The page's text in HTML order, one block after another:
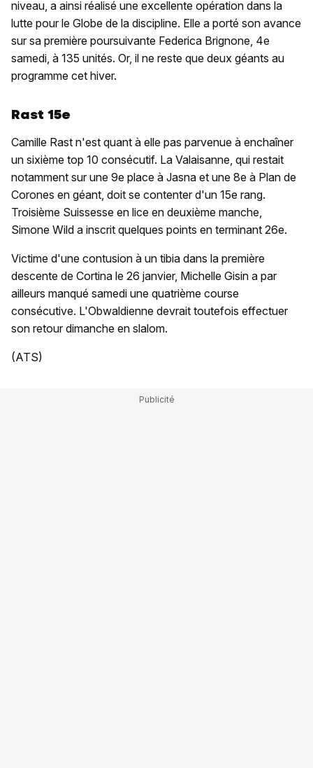
niveau, a ainsi réalisé une excellente opération dans la
lutte pour le Globe de la discipline. Elle a porté son avance
sur sa première poursuivante Federica Brignone, 4e
samedi, à 135 unités. Or, il ne reste que deux géants au
programme cet hiver.
Rast 15e
Camille Rast n'est quant à elle pas parvenue à enchaîner
un sixième top 10 consécutif. La Valaisanne, qui restait
notamment sur une 9e place à Jasna et une 8e à Plan de
Corones en géant, doit se contenter d'un 15e rang.
Troisième Suissesse en lice en deuxième manche,
Simone Wild a inscrit quelques points en terminant 26e.
Victime d'une contusion à un tibia dans la première
descente de Cortina le 26 janvier, Michelle Gisin a par
ailleurs manqué samedi une quatrième course
consécutive. L'Obwaldienne devrait toutefois effectuer
son retour dimanche en slalom.
(ATS)